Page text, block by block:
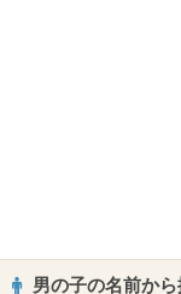
男の子の名前か